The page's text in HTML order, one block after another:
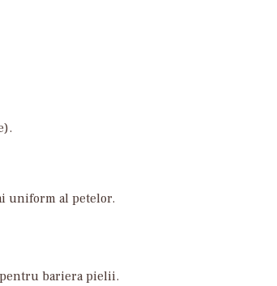
uniform al petelor.
bariera pielii.